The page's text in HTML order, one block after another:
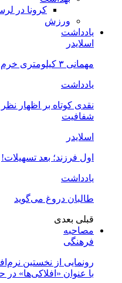
کرونا در
ورزش
یادداشت
اسلایدر
مهمانی ۳ کیلومتری خرم آباد؛ کاری بزرگ با چند نقد کوچک
یادداشت
نقدی کوتاه بر اظهار
شفافیت
اسلایدر
اول فرزند؛ بعد تسهیلات!
یادداشت
طالبان دروغ می‌گوید
قبلی بعدی
مصاحبه
فرهنگی
رونمایی از نخستین
با عنوان «افلاکی‌ها»